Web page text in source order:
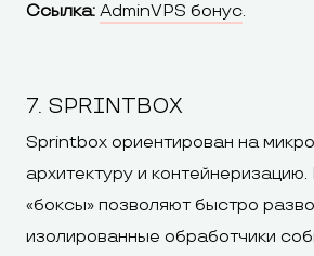
Ссылка: AdminVPS бонус.
7. SPRINTBOX
Sprintbox ориентирован на
архитектуру и
«боксы» позволяют быстро
изолированные обработчики